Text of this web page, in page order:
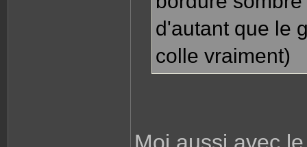
d'autant que le
colle vraiment)